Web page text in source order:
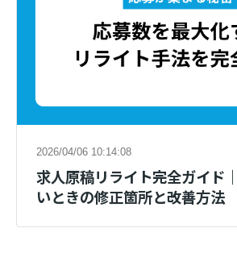
2026/04/06 10:14:08
求人原稿リライト完全ガイド
いときの修正箇所と改善方法